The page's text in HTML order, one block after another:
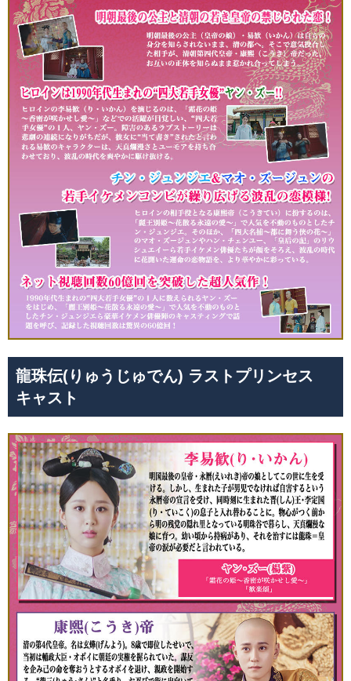
龍珠伝(りゅうじゅでん) ラストプリンセス
キャスト